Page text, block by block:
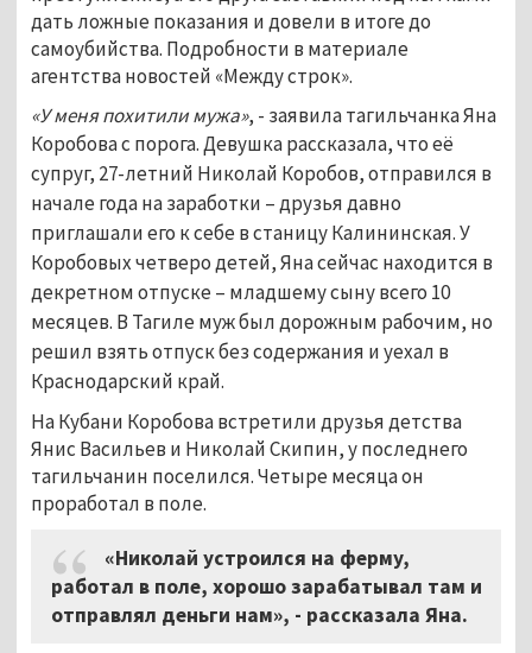
дать ложные показания и довели в итоге до
самоубийства. Подробности в материале
агентства новостей «Между строк».
«У меня похитили мужа», - заявила тагильчанка Яна
Коробова с порога.Девушка рассказала, что её
супруг, 27-летний Николай Коробов, отправился в
начале года на заработки – друзья давно
приглашали его к себе в станицу Калининская. У
Коробовых четверо детей, Яна сейчас находится в
декретном отпуске – младшему сыну всего 10
месяцев. В Тагиле муж был дорожным рабочим, но
решил взять отпуск без содержания и уехал в
Краснодарский край.
На Кубани Коробова встретили друзья детства
Янис Васильев и Николай Скипин, у последнего
тагильчанин поселился. Четыре месяца он
проработал в поле.
«Николай устроился на ферму,
работал в поле, хорошо зарабатывал там и
отправлял деньги нам», - рассказала Яна.